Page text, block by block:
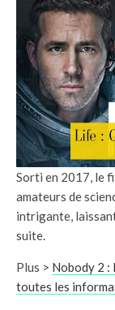
Sorti en 2017, le
amateurs de
intrigante,
suite.
Plus > Nobody 2
toutes les